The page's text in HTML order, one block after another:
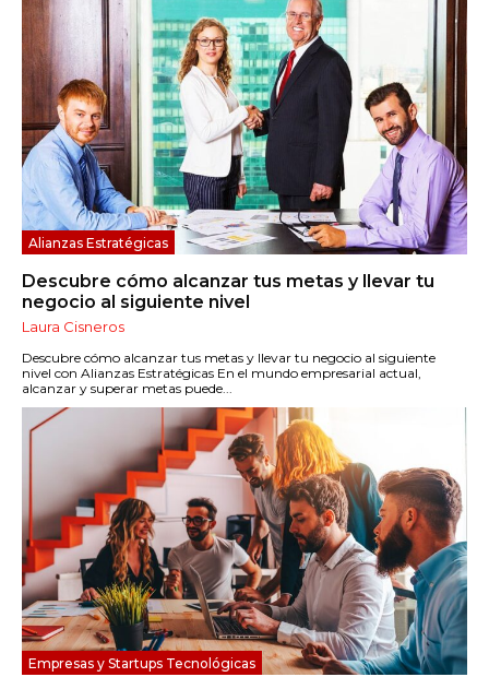
Alianzas Estratégicas
Descubre cómo alcanzar tus metas y llevar tu
negocio al siguiente nivel
Laura Cisneros
Descubre cómo alcanzar tus metas y llevar tu negocio al siguiente
nivel con Alianzas Estratégicas En el mundo empresarial actual,
alcanzar y superar metas puede...
Empresas y Startups Tecnológicas